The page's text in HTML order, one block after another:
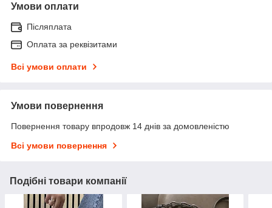
Умови оплати
Післяплата
Оплата за реквізитами
Всі умови оплати
Умови повернення
Повернення товару впродовж 14 днів за домовленістю
Всі умови повернення
Подібні товари компанії